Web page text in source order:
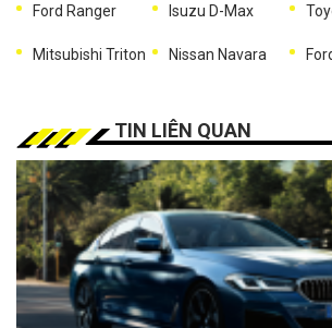
Ford Ranger Isuzu D-Max
Mitsubishi Triton Nissan Navara
TIN LIÊN QUAN